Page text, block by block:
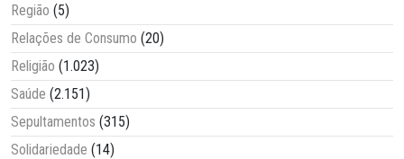
Região (5)
Relações de Consumo (20)
Religião (1.023)
Saúde (2.151)
Sepultamentos (315)
Solidariedade (14)